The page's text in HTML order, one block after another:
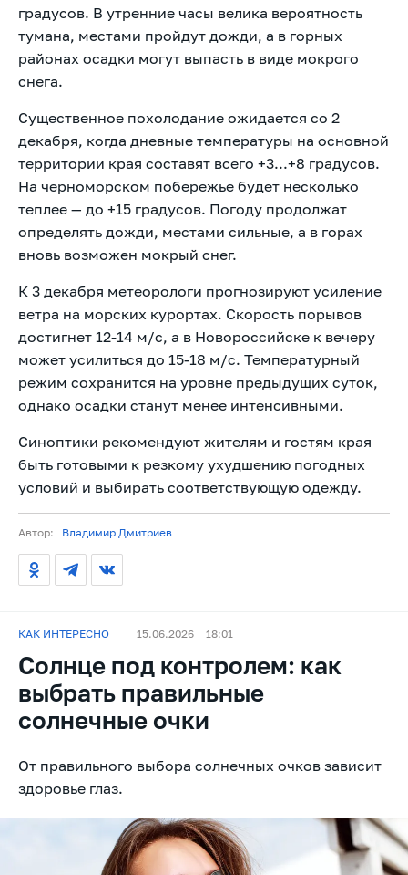
градусов. В утренние часы велика вероятность
тумана, местами пройдут дожди, а в горных
районах осадки могут выпасть в виде мокрого
снега.
Существенное похолодание ожидается со 2
декабря, когда дневные температуры на основной
территории края составят всего +3...+8 градусов.
На черноморском побережье будет несколько
теплее — до +15 градусов. Погоду продолжат
определять дожди, местами сильные, а в горах
вновь возможен мокрый снег.
К 3 декабря метеорологи прогнозируют усиление
ветра на морских курортах. Скорость порывов
достигнет 12-14 м/с, а в Новороссийске к вечеру
может усилиться до 15-18 м/с. Температурный
режим сохранится на уровне предыдущих суток,
однако осадки станут менее интенсивными.
Синоптики рекомендуют жителям и гостям края
быть готовыми к резкому ухудшению погодных
условий и выбирать соответствующую одежду.
Автор: Владимир Дмитриев
КАК ИНТЕРЕСНО 15.06.2026 18:01
Солнце под контролем: как
выбрать правильные
солнечные очки
От правильного выбора солнечных очков зависит
здоровье глаз.